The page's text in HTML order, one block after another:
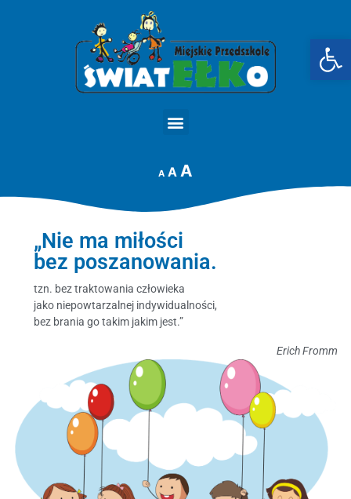
A A A
„Nie ma miłości
bez poszanowania.
tzn. bez traktowania człowieka
jako niepowtarzalnej indywidualności,
bez brania go takim jakim jest.”
Erich Fromm